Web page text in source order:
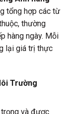
tổng hợp các từ
thường
hàng ngày. Mỗi
lại giá trị thực
Trường
và được